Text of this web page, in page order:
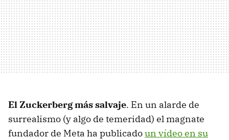
El Zuckerberg más salvaje. En un alarde de
surrealismo (y algo de temeridad) el magnate
fundador de Meta ha publicadoun vídeo en su